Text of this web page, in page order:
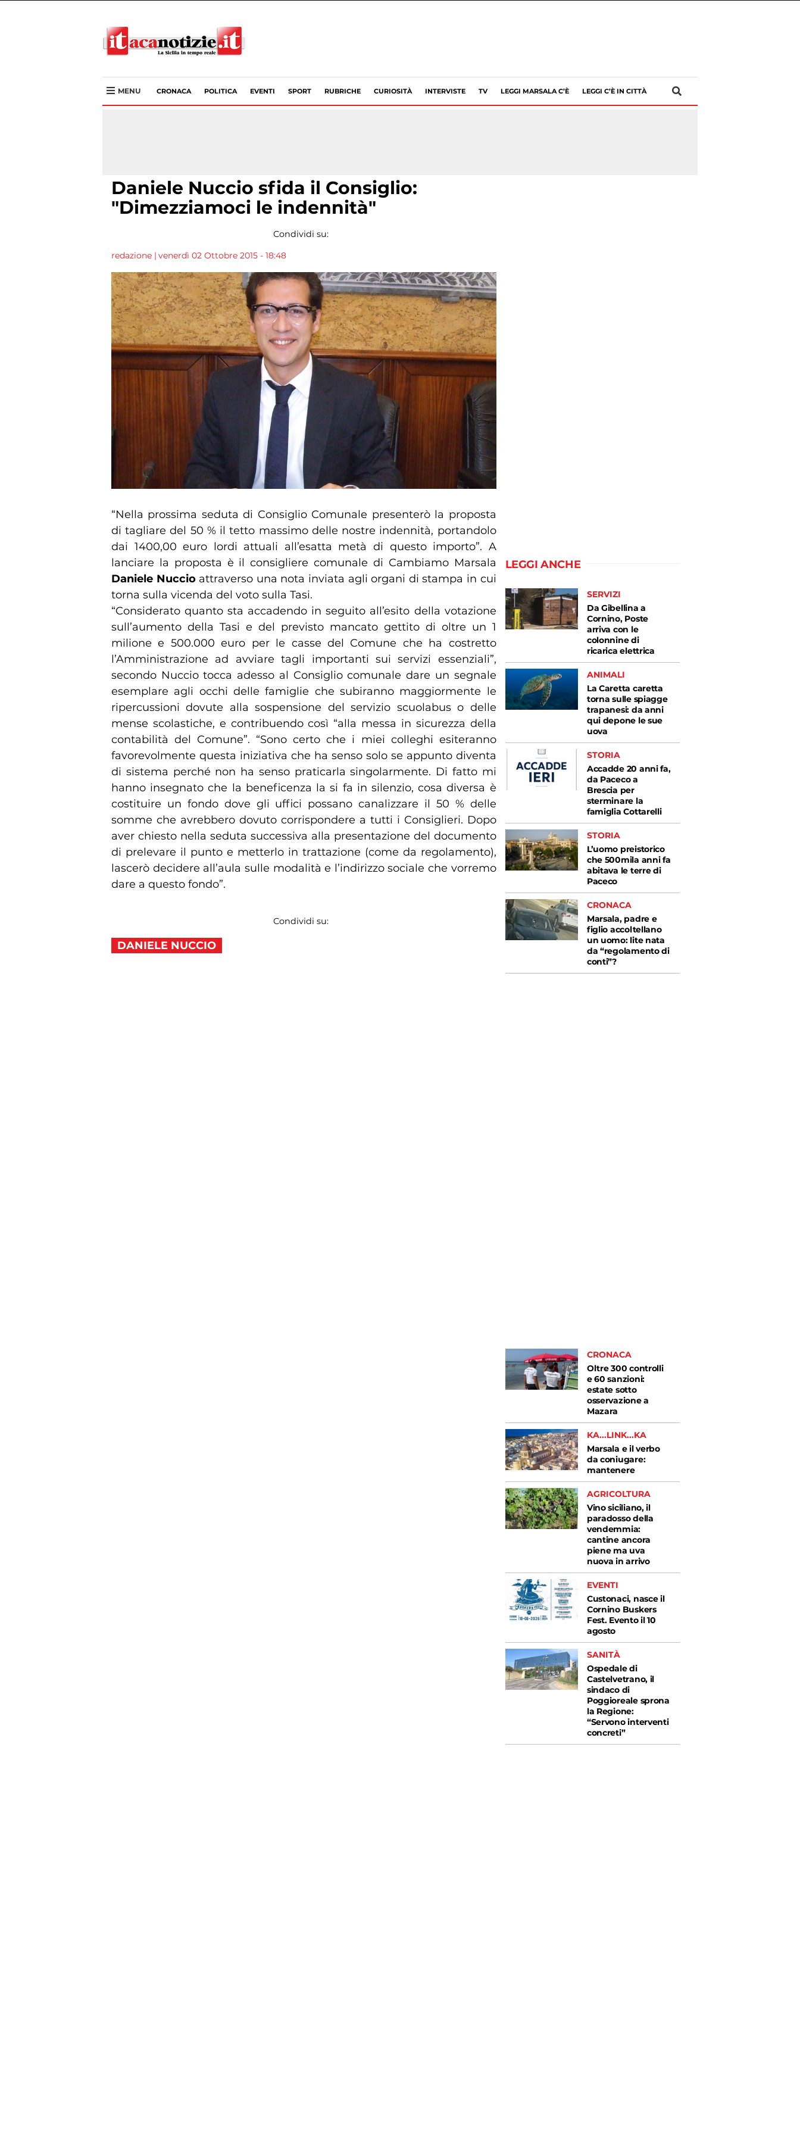
MENU CRONACA POLITICA EVENTI SPORT RUBRICHE CURIOSITÀ INTERVISTE TV LEGGI MARSALA C’È LEGGI C’È IN CITTÀ
Daniele Nuccio sfida il Consiglio:
"Dimezziamoci le indennità"
Condividi su:
redazione | venerdì 02 Ottobre 2015 - 18:48
“Nella prossima seduta di Consiglio Comunale presenterò la proposta
di tagliare del 50 % il tetto massimo delle nostre indennità, portandolo
dai 1400,00 euro lordi attuali all’esatta metà di questo importo”. A
lanciare la proposta è il consigliere comunale di Cambiamo Marsala
Daniele Nuccioattraverso una nota inviata agli organi di stampa in cui
torna sulla vicenda del voto sulla Tasi.
“Considerato quanto sta accadendo in seguito all’esito della votazione
sull’aumento della Tasi e del previsto mancato gettito di oltre un 1
milione e 500.000 euro per le casse del Comune che ha costretto
l’Amministrazione ad avviare tagli importanti sui servizi essenziali”,
secondo Nuccio tocca adesso al Consiglio comunale dare un segnale
esemplare agli occhi delle famiglie che subiranno maggiormente le
ripercussioni dovute alla sospensione del servizio scuolabus o delle
mense scolastiche, e contribuendo così “alla messa in sicurezza della
contabilità del Comune”. “Sono certo che i miei colleghi esiteranno
favorevolmente questa iniziativa che ha senso solo se appunto diventa
di sistema perché non ha senso praticarla singolarmente. Di fatto mi
hanno insegnato che la beneficenza la si fa in silenzio, cosa diversa è
costituire un fondo dove gli uffici possano canalizzare il 50 % delle
somme che avrebbero dovuto corrispondere a tutti i Consiglieri. Dopo
aver chiesto nella seduta successiva alla presentazione del documento
di prelevare il punto e metterlo in trattazione (come da regolamento),
lascerò decidere all’aula sulle modalità e l’indirizzo sociale che vorremo
dare a questo fondo”.
Condividi su:
DANIELE NUCCIO
LEGGI ANCHE
SERVIZI
Da Gibellina a
Cornino, Poste
arriva con le
colonnine di
ricarica elettrica
ANIMALI
La Caretta caretta
torna sulle spiagge
trapanesi: da anni
qui depone le sue
uova
STORIA
Accadde 20 anni fa,
da Paceco a
Brescia per
sterminare la
famiglia Cottarelli
STORIA
L’uomo preistorico
che 500mila anni fa
abitava le terre di
Paceco
CRONACA
Marsala, padre e
figlio accoltellano
un uomo: lite nata
da “regolamento di
conti”?
CRONACA
Oltre 300 controlli
e 60 sanzioni:
estate sotto
osservazione a
Mazara
KA...LINK...KA
Marsala e il verbo
da coniugare:
mantenere
AGRICOLTURA
Vino siciliano, il
paradosso della
vendemmia:
cantine ancora
piene ma uva
nuova in arrivo
EVENTI
Custonaci, nasce il
Cornino Buskers
Fest. Evento il 10
agosto
SANITÀ
Ospedale di
Castelvetrano, il
sindaco di
Poggioreale sprona
la Regione:
“Servono interventi
concreti”